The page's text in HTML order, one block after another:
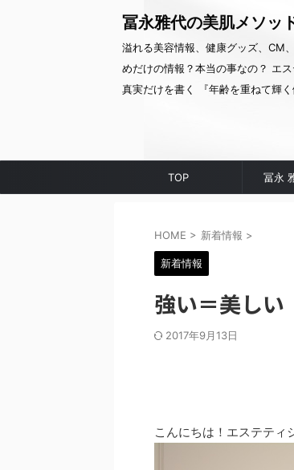
冨永雅代の美肌メソッ
溢れる美容情報、健康グッズ、CM
めだけの情報？本当の事なの？ エ
真実だけを書く 『年齢を重ねて輝
TOP 冨永
HOME > 新着情報 >
新着情報
強い＝美しい
2017年9月13日
こんにちは！エステテ